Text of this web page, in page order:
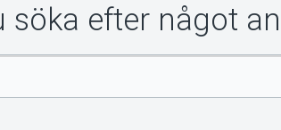
söka efter något